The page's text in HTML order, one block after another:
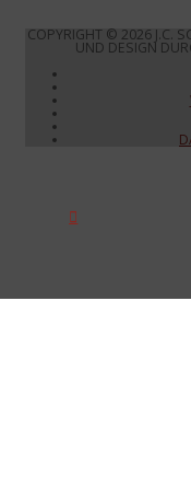
COPYRIGHT © 2026 J.C.
UND DESIGN